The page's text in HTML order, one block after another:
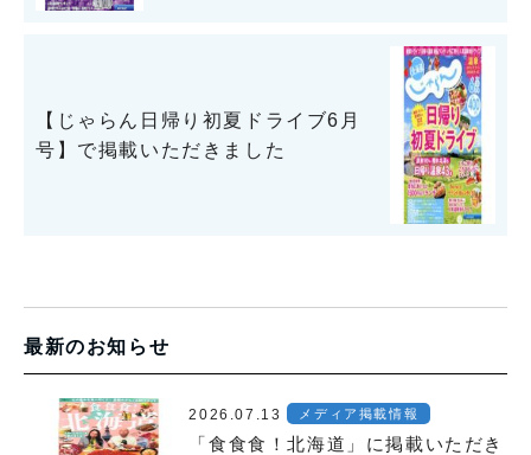
【じゃらん日帰り初夏ドライブ6月
号】で掲載いただきました
最新のお知らせ
2026.07.13 メディア掲載情報
「食食食！北海道」に掲載いただき